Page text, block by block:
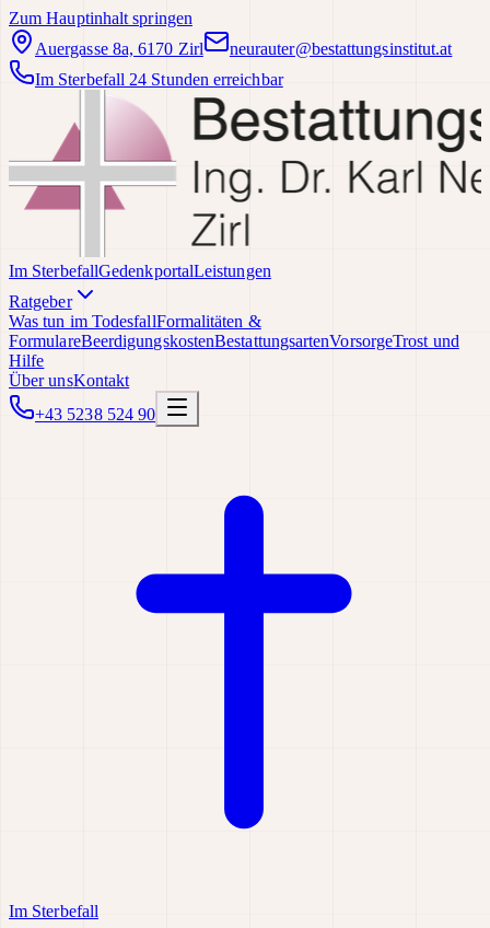
Zum Hauptinhalt springen
Auergasse 8a, 6170 Zirl
neurauter@bestattungsinstitut.at
Im Sterbefall 24 Stunden erreichbar
Im SterbefallGedenkportalLeistungen
Ratgeber
Was tun im TodesfallFormalitäten &
FormulareBeerdigungskostenBestattungsartenVorsorgeTrost und
Hilfe
Über unsKontakt
+43 5238 524 90
Im Sterbefall